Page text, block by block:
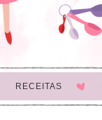
RECEITAS